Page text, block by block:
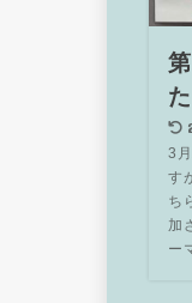
3
す
ち
加
ー